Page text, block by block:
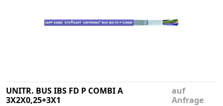
UNITR. BUS IBS FD P COMBI A
3X2X0,25+3X1
auf
Anfrage